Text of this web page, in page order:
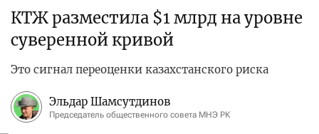
КТЖ разместила $1 млрд на уровне
суверенной кривой
Это сигнал переоценки казахстанского риска
Эльдар Шамсутдинов
Председатель общественного совета МНЭ РК